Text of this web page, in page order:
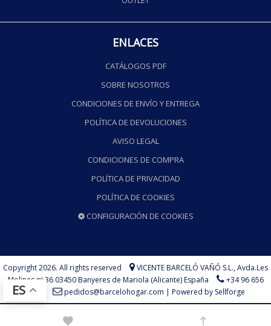
ENLACES
CATÁLOGOS PDF
SOBRE NOSOTROS
CONDICIONES DE ENVÍO Y ENTREGA
POLÍTICA DE DEVOLUCIONES
AVISO LEGAL
CONDICIONES DE COMPRA
POLÍTICA DE PRIVACIDAD
POLÍTICA DE COOKIES
CONFIGURACIÓN DE COOKIES
Copyright 2026. All rights reserved VICENTE BARCELÓ VAÑÓ S.L.,Avda.Les
Molines nº 36 03450 Banyeres de Mariola (Alicante) España
+34 96 656
73 75
pedidos@barcelohogar.com | Powered by Sellforge
ES